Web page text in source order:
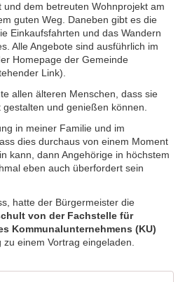
und dem betreuten Wohnprojekt am
guten Weg. Daneben gibt es die
Einkaufsfahrten und das Wandern
Alle Angebote sind ausführlich im
Homepage der Gemeinde
Link).
allen älteren Menschen, dass sie
und genießen können.
in meiner Familie und im
dies durchaus von einem Moment
kann, dann Angehörige in höchstem
eben auch überfordert sein
hatte der Bürgermeister die
von der Fachstelle für
Kommunalunternehmens (KU)
einem Vortrag eingeladen.